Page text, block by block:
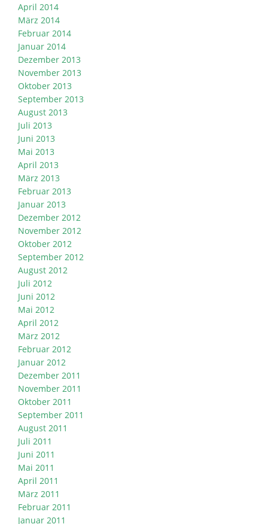
April 2014
März 2014
Februar 2014
Januar 2014
Dezember 2013
November 2013
Oktober 2013
September 2013
August 2013
Juli 2013
Juni 2013
Mai 2013
April 2013
März 2013
Februar 2013
Januar 2013
Dezember 2012
November 2012
Oktober 2012
September 2012
August 2012
Juli 2012
Juni 2012
Mai 2012
April 2012
März 2012
Februar 2012
Januar 2012
Dezember 2011
November 2011
Oktober 2011
September 2011
August 2011
Juli 2011
Juni 2011
Mai 2011
April 2011
März 2011
Februar 2011
Januar 2011